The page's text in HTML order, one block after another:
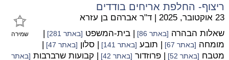
ריצוף- החלפת אריחים בודדים
שמירה
23 אוקטובר, 2025 | ד"ר אברהם בן עזרא
שאלות הבהרה [באתר 86] | בית-המשפט [באתר 281]
|
מומחה [באתר 67] | תובע [באתר 141] | סלון [באתר 47]
|
מטבח [באתר 52] | פרוזדור [באתר 42] | קבועות שרברבות [באתר